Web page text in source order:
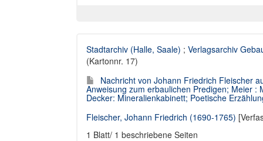
Stadtarchiv (Halle, Saale) ; Verlagsarchiv
(Kartonnr. 17)
Nachricht von Johann Friedrich Fleischer
Anweisung zum erbaulichen Predigen; Meier
Decker: Mineralienkabinett; Poetische
Fleischer, Johann Friedrich (1690-1765)
1 Blatt/ 1 beschriebene Seiten